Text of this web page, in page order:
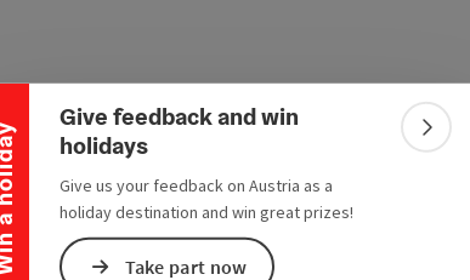
Collapse banner
Give feedback and win
holidays
Give us your feedback on Austria as a
holiday destination and win great prizes!
Take part now